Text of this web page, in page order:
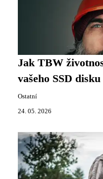
Jak TBW
vašeho SSD disku
Ostatní
24. 05. 2026